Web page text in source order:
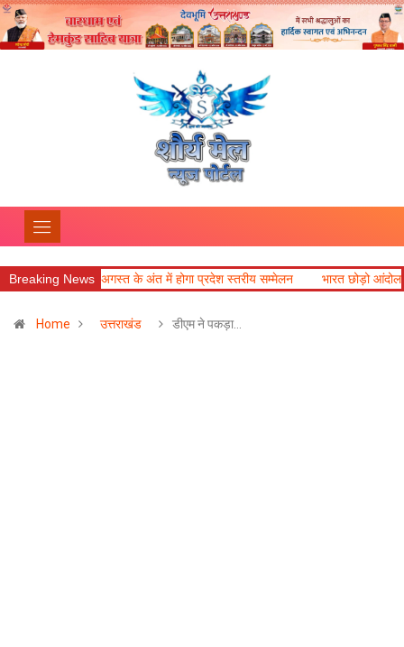
Breaking News
के अंत में होगा प्रदेश स्तरीय सम्मेलन भारत छोड़ो आंदोलन की प्रेरणा से 13 जनपदों में
Home उत्तराखंड डीएम ने पकड़ा…